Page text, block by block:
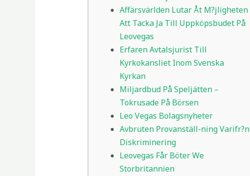
Affärsvärlden Lutar Åt M?jligheten
Att Tacka Ja Till Uppköpsbudet På
Leovegas
Erfaren Avtalsjurist Till
Kyrkokansliet Inom Svenska
Kyrkan
Miljardbud På Speljätten –
Tokrusade På Börsen
Leo Vegas Bolagsnyheter
Avbruten Provanställ-ning Varifr?n
Diskriminering
Leovegas Får Böter We
Storbritannien